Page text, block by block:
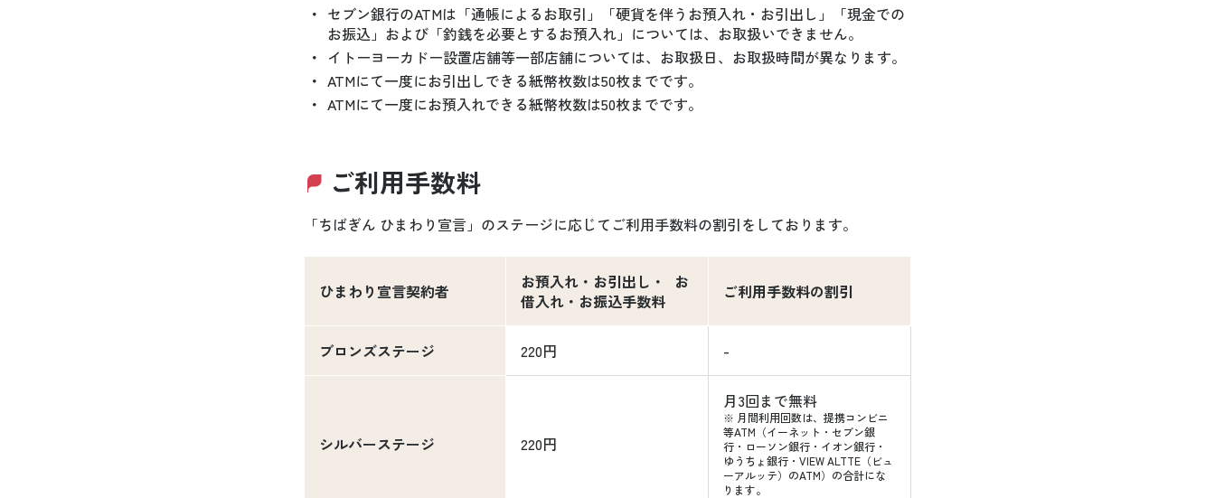
・ セブン銀行のATMは「通帳によるお取引」「硬貨を伴うお預入れ・お引出し」「現金での
お振込」および「釣銭を必要とするお預入れ」については、お取扱いできません。
・ イトーヨーカドー設置店舗等一部店舗については、お取扱日、お取扱時間が異なります。
・ ATMにて一度にお引出しできる紙幣枚数は50枚までです。
・ ATMにて一度にお預入れできる紙幣枚数は50枚までです。
ご利用手数料
「ちばぎん ひまわり宣言」のステージに応じてご利用手数料の割引をしております。
ひまわり宣言契約者
お預入れ・お引出し・ お
借入れ・お振込手数料
ご利用手数料の割引
ブロンズステージ 220円 -
シルバーステージ 220円
月3回まで無料
※ 月間利用回数は、提携コンビニ
等ATM（イーネット・セブン銀
行・ローソン銀行・イオン銀行・
ゆうちょ銀行・VIEW ALTTE（ビュ
ーアルッテ）のATM）の合計にな
ります。